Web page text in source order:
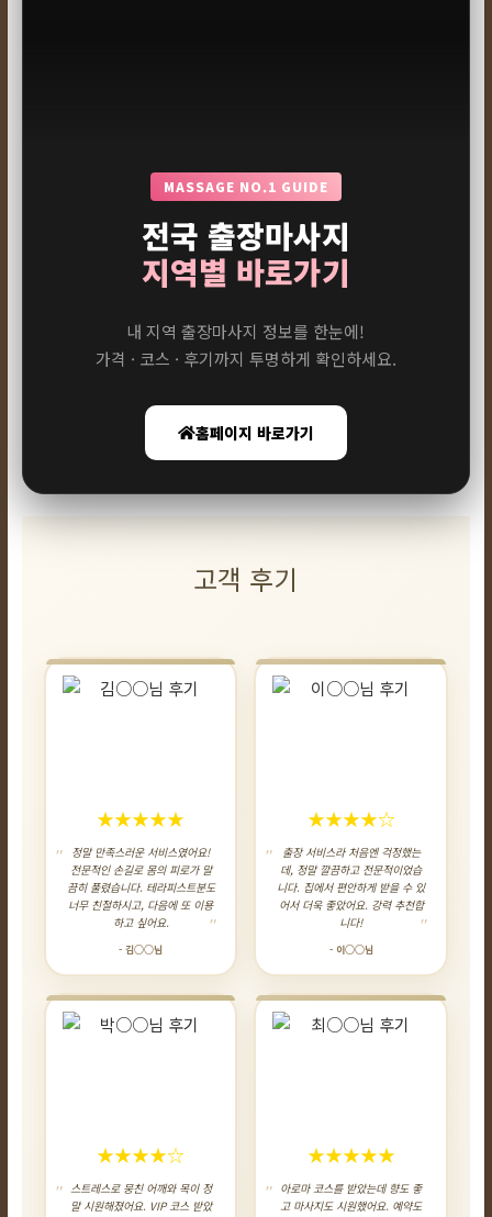
MASSAGE NO.1 GUIDE
전국 출장마사지
지역별 바로가기
내 지역 출장마사지 정보를 한눈에!
가격 · 코스 · 후기까지 투명하게 확인하세요.
홈페이지 바로가기
고객 후기
★★★★★
정말 만족스러운 서비스였어요!
전문적인 손길로 몸의 피로가 말
끔히 풀렸습니다. 테라피스트분도
너무 친절하시고, 다음에 또 이용
하고 싶어요.
- 김○○님
★★★★☆
출장 서비스라 처음엔 걱정했는
데, 정말 깔끔하고 전문적이었습
니다. 집에서 편안하게 받을 수 있
어서 더욱 좋았어요. 강력 추천합
니다!
- 이○○님
★★★★☆
스트레스로 뭉친 어깨와 목이 정
말 시원해졌어요. VIP 코스 받았
★★★★★
아로마 코스를 받았는데 향도 좋
고 마사지도 시원했어요. 예약도